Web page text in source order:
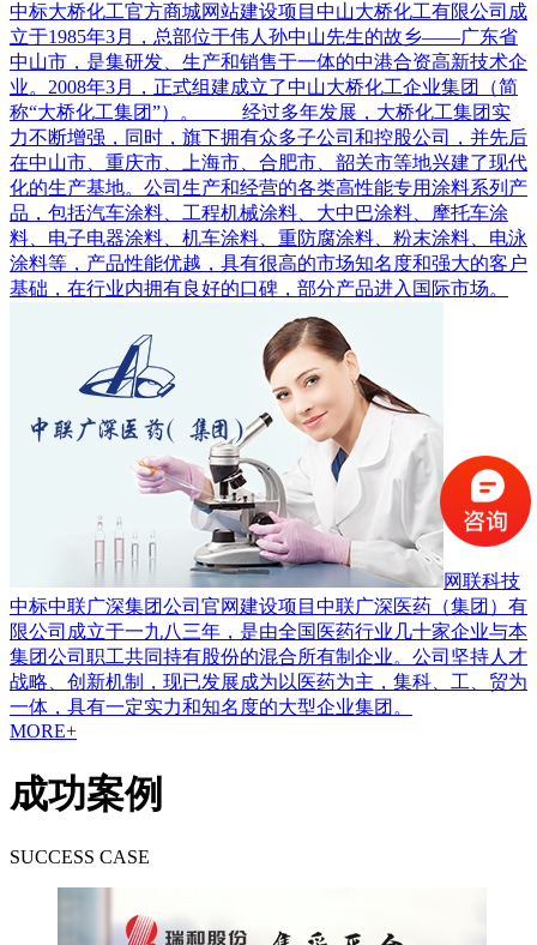
中标大桥化工官方商城网站建设项目 中山大桥化工有限公司成
立于1985年3月，总部位于伟人孙中山先生的故乡——广东省
中山市，是集研发、生产和销售于一体的中港合资高新技术企
业。2008年3月，正式组建成立了中山大桥化工企业集团（简
称“大桥化工集团”）。 经过多年发展，大桥化工集团实
力不断增强，同时，旗下拥有众多子公司和控股公司，并先后
在中山市、重庆市、上海市、合肥市、韶关市等地兴建了现代
化的生产基地。公司生产和经营的各类高性能专用涂料系列产
品，包括汽车涂料、工程机械涂料、大中巴涂料、摩托车涂
料、电子电器涂料、机车涂料、重防腐涂料、粉末涂料、电泳
涂料等，产品性能优越，具有很高的市场知名度和强大的客户
基础，在行业内拥有良好的口碑，部分产品进入国际市场。
网联科技
中标中联广深集团公司官网建设项目 中联广深医药（集团）有
限公司成立于一九八三年，是由全国医药行业几十家企业与本
集团公司职工共同持有股份的混合所有制企业。公司坚持人才
战略、创新机制，现已发展成为以医药为主，集科、工、贸为
一体，具有一定实力和知名度的大型企业集团。
MORE+
成功案例
SUCCESS CASE